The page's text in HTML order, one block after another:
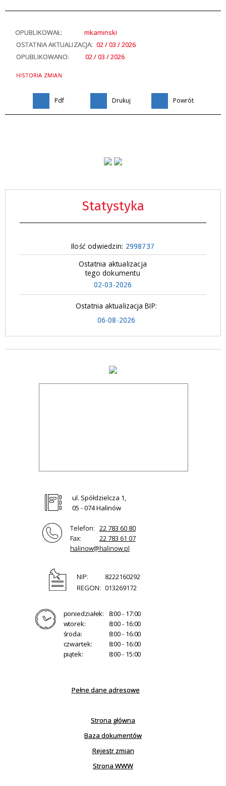
Statystyka
Ilość odwiedzin: 2998737
Ostatnia aktualizacja
tego dokumentu
02-03-2026
Ostatnia aktualizacja BIP:
06-08-2026
OPUBLIKOWAŁ:
mkaminski
OSTATNIA AKTUALIZACJA: 02 / 03 / 2026
OPUBLIKOWANO:
02 / 03 / 2026
HISTORIA ZMIAN
Pdf Drukuj Powrót
ul. Spółdzielcza 1,
05 - 074 Halinów
Telefon: 22 783 60 80
Fax:
22 783 61 07
halinow@halinow.pl
NIP:
8222160292
REGON: 013269172
poniedziałek:
8:00 - 17:00
wtorek:
8:00 - 16:00
środa:
8:00 - 16:00
czwartek:
8:00 - 16:00
piątek:
8:00 - 15:00
Pełne dane adresowe
Strona główna
Baza dokumentów
Rejestr zmian
Strona WWW